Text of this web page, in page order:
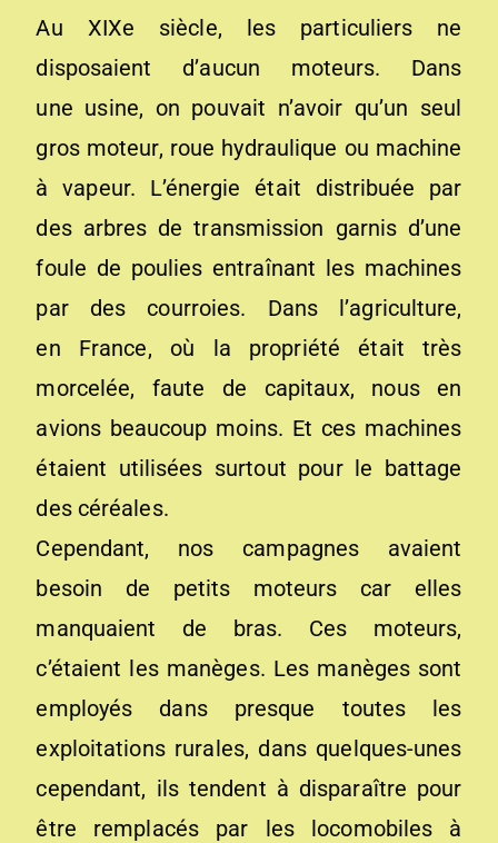
Au XIXe siècle, les particuliers ne
disposaient d’aucun moteurs. Dans
une usine, on pouvait n’avoir qu’un seul
gros moteur, roue hydraulique ou machine
à vapeur. L’énergie était distribuée par
des arbres de transmission garnis d’une
foule de poulies entraînant les machines
par des courroies. Dans l’agriculture,
en France, où la propriété était très
morcelée, faute de capitaux, nous en
avions beaucoup moins. Et ces machines
étaient utilisées surtout pour le battage
des céréales.
Cependant, nos campagnes avaient
besoin de petits moteurs car elles
manquaient de bras. Ces moteurs,
c’étaient les manèges. Les manèges sont
employés dans presque toutes les
exploitations rurales, dans quelques-unes
cependant, ils tendent à disparaître pour
être remplacés par les locomobiles à